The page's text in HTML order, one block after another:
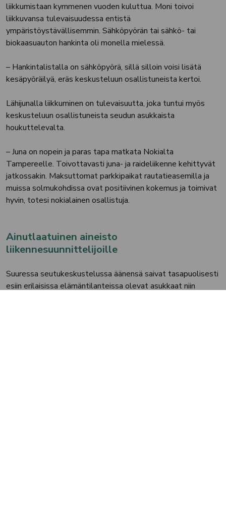
liikkumistaan kymmenen vuoden kuluttua. Moni toivoi
liikkuvansa tulevaisuudessa entistä
ympäristöystävällisemmin. Sähköpyörän tai sähkö- tai
biokaasuauton hankinta oli monella mielessä.
– Hankintalistalla on sähköpyörä, sillä silloin voisi lisätä
kesäpyöräilyä, eräs keskusteluun osallistuneista kertoi.
Lähijunalla liikkuminen on tulevaisuutta, joka tuntui myös
keskusteluun osallistuneista seudun asukkaista
houkuttelevalta.
– Juna on nopein ja paras tapa matkata Nokialta
Tampereelle. Toivottavasti juna- ja raideliikenne kehittyvät
jatkossakin. Maksuttomat parkkipaikat rautatieasemilla ja
muissa solmukohdissa ovat positiivinen kokemus ja toimivat
hyvin, totesi nokialainen osallistuja.
Ainutlaatuinen aineisto
liikennesuunnittelijoille
Suuressa seutukeskustelussa äänensä saivat tasapuolisesti
esiin erilaisissa elämäntilanteissa olevat asukkaat niin